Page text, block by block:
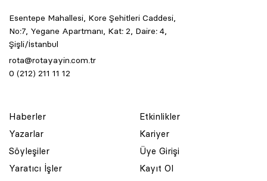
Esentepe Mahallesi, Kore Şehitleri Caddesi,
No:7, Yegane Apartmanı, Kat: 2, Daire: 4,
Şişli/İstanbul
rota@rotayayin.com.tr
0 (212) 211 11 12
Haberler
Yazarlar
Söyleşiler
Yaratıcı İşler
Etkinlikler
Kariyer
Üye Girişi
Kayıt Ol